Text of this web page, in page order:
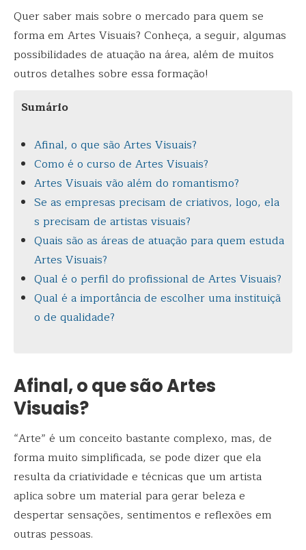
Quer saber mais sobre o mercado para quem se
forma em Artes Visuais? Conheça, a seguir, algumas
possibilidades de atuação na área, além de muitos
outros detalhes sobre essa formação!
Sumário
Afinal, o que são Artes Visuais?
Como é o curso de Artes Visuais?
Artes Visuais vão além do romantismo?
Se as empresas precisam de criativos, logo, ela
s precisam de artistas visuais?
Quais são as áreas de atuação para quem estuda
Artes Visuais?
Qual é o perfil do profissional de Artes Visuais?
Qual é a importância de escolher uma instituiçã
o de qualidade?
Afinal, o que são Artes
Visuais?
“Arte” é um conceito bastante complexo, mas, de
forma muito simplificada, se pode dizer que ela
resulta da criatividade e técnicas que um artista
aplica sobre um material para gerar beleza e
despertar sensações, sentimentos e reflexões em
outras pessoas.